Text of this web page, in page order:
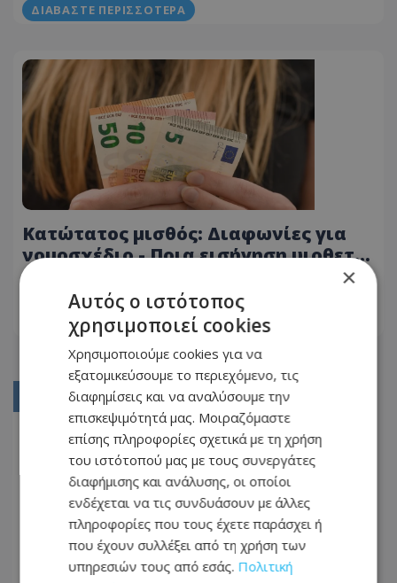
ΔΙΑΒΆΣΤΕ ΠΕΡΙΣΣΌΤΕΡΑ
Κατώτατος μισθός: Διαφωνίες για
νομοσχέδιο - Ποια εισήγηση υιοθετεί
για τον υπολογισμό του
ΔΙΑΒΆΣΤΕ ΠΕΡΙΣΣΌΤΕΡΑ
01
02
03
04
05
...
×
Αυτός ο ιστότοπος
χρησιμοποιεί cookies
Χρησιμοποιούμε cookies για να
εξατομικεύσουμε το περιεχόμενο, τις
διαφημίσεις και να αναλύσουμε την
επισκεψιμότητά μας. Μοιραζόμαστε
επίσης πληροφορίες σχετικά με τη χρήση
του ιστότοπού μας με τους συνεργάτες
διαφήμισης και ανάλυσης, οι οποίοι
ενδέχεται να τις συνδυάσουν με άλλες
πληροφορίες που τους έχετε παράσχει ή
που έχουν συλλέξει από τη χρήση των
υπηρεσιών τους από εσάς. Πολιτική